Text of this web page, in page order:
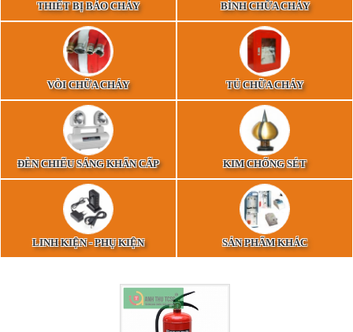
THIẾT BỊ BÁO CHÁY BÌNH CHỮA CHÁY
VÒI CHỮA CHÁY TỦ CHỮA CHÁY
ĐÈN CHIẾU SÁNG KHẨN CẤP KIM CHỐNG SÉT
LINH KIỆN - PHỤ KIỆN SẢN PHẨM KHÁC